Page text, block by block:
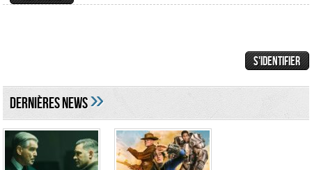
DERNIÈRES NEWS»